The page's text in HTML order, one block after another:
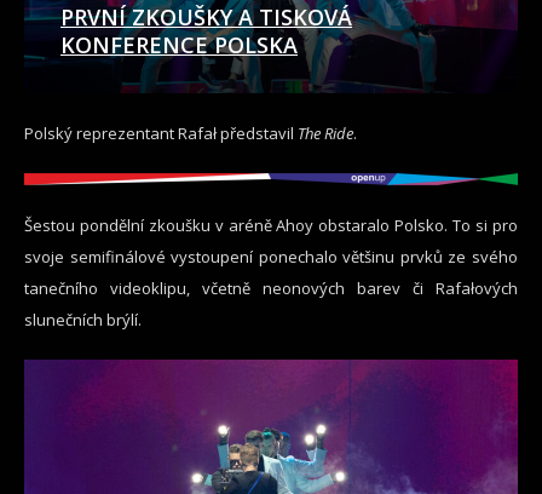
PRVNÍ ZKOUŠKY A TISKOVÁ
KONFERENCE POLSKA
Polský reprezentant Rafał představil The Ride.
Šestou pondělní zkoušku v aréně Ahoy obstaralo Polsko. To si pro
svoje semifinálové vystoupení ponechalo většinu prvků ze svého
tanečního videoklipu, včetně neonových barev či Rafałových
slunečních brýlí.